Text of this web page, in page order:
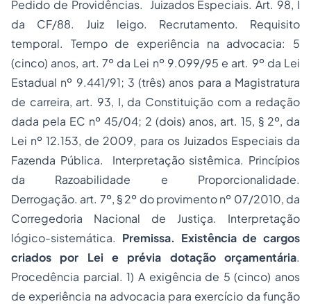
Pedido de Providências. Juizados Especiais. Art. 98, I
da CF/88. Juiz leigo. Recrutamento. Requisito
temporal. Tempo de experiência na advocacia: 5
(cinco) anos, art. 7º da Lei nº 9.099/95 e art. 9º da Lei
Estadual nº 9.441/91; 3 (três) anos para a Magistratura
de carreira, art. 93, I, da Constituição com a redação
dada pela EC nº 45/04; 2 (dois) anos, art. 15, § 2º, da
Lei nº 12.153, de 2009, para os Juizados Especiais da
Fazenda Pública. Interpretação sistêmica. Princípios
da Razoabilidade e Proporcionalidade.
Derrogação. art. 7º, § 2º do provimento nº 07/2010, da
Corregedoria Nacional de Justiça. Interpretação
lógico-sistemática. Premissa. Existência de cargos
criados por Lei e prévia dotação orçamentária.
Procedência parcial. 1) A exigência de 5 (cinco) anos
de experiência na advocacia para exercício da função